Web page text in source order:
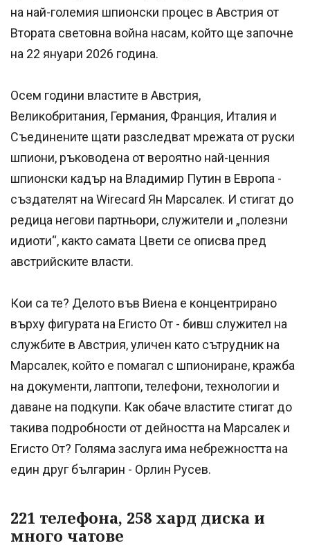
на най-големия шпионски процес в Австрия от
Втората световна война насам, който ще започне
на 22 януари 2026 година.
Осем години властите в Австрия,
Великобритания, Германия, Франция, Италия и
Съединените щати разследват мрежата от руски
шпиони, ръководена от вероятно най-ценния
шпионски кадър на Владимир Путин в Европа -
създателят на Wirecard Ян Марсалек. И стигат до
редица негови партньори, служители и „полезни
идиоти“, както самата Цвети се описва пред
австрийските власти.
Кои са те? Делото във Виена е концентрирано
върху фигурата на Егисто От - бивш служител на
службите в Австрия, уличен като сътрудник на
Марсалек, който е помагал с шпиониране, кражба
на документи, лаптопи, телефони, технологии и
даване на подкупи. Как обаче властите стигат до
такива подробности от дейността на Марсалек и
Егисто От? Голяма заслуга има небрежността на
един друг българин - Орлин Русев.
221 телефона, 258 хард диска и
много чатове